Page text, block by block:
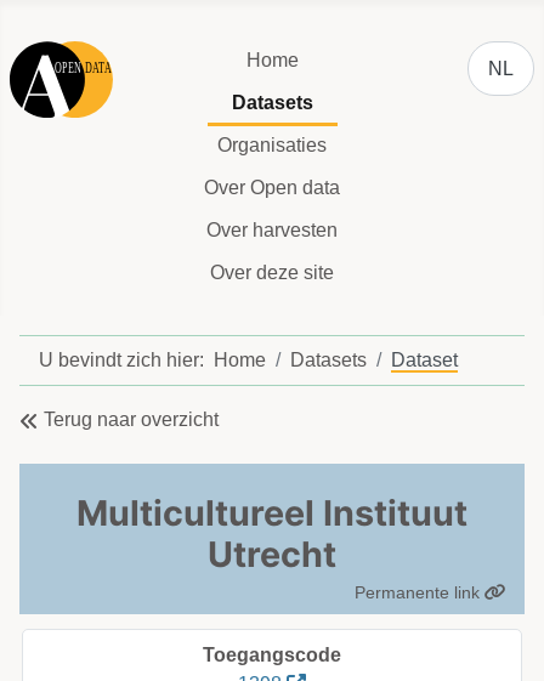
Home
Datasets
Organisaties
Over Open data
Over harvesten
Over deze site
NL
U bevindt zich hier: Home Datasets Dataset
Terug naar overzicht
Multicultureel Instituut
Utrecht
Permanente link
Toegangscode